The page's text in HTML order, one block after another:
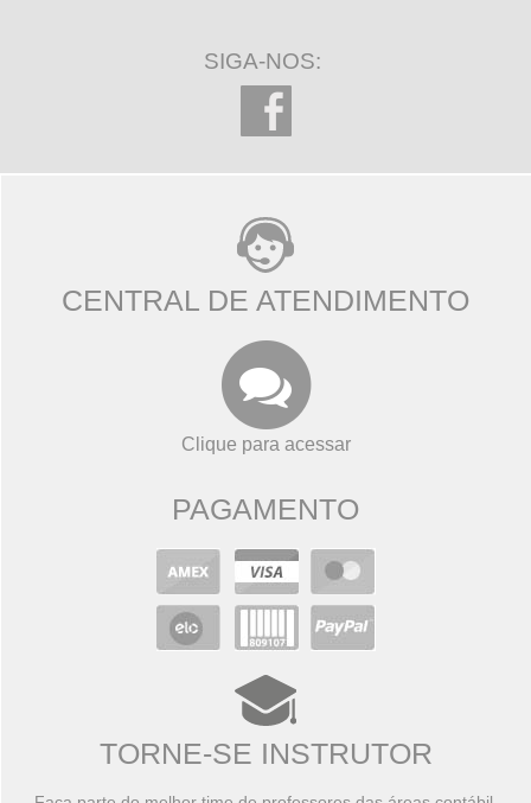
SIGA-NOS:
CENTRAL DE ATENDIMENTO
Clique para acessar
PAGAMENTO
TORNE-SE INSTRUTOR